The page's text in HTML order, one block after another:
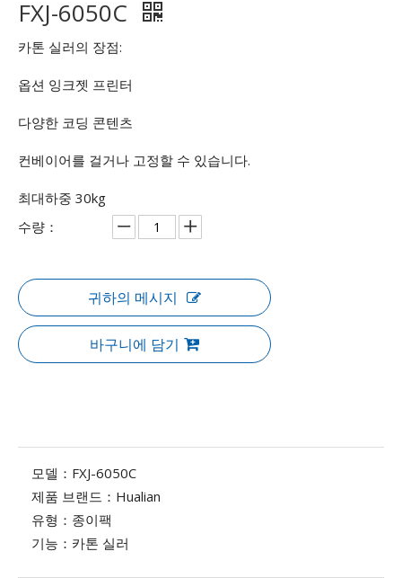
FXJ-6050C
카톤 실러의 장점:
옵션 잉크젯 프린터
다양한 코딩 콘텐츠
컨베이어를 걸거나 고정할 수 있습니다.
최대하중 30kg
수량：
귀하의 메시지
바구니에 담기
모델： FXJ-6050C
제품 브랜드： Hualian
유형： 종이팩
기능： 카톤 실러